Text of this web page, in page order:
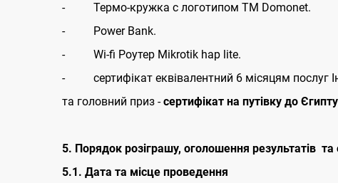
- Термо-кружка с логотипом ТМ Domonet.
- Power Bank.
- Wi-fi Роутер Mikrotik hap lite.
- сертифікат еквівалентний 6 місяцям послуг
та головний приз -сертифікат на путівку до Єгипту
5. Порядок розіграшу, оголошення результатів та
5.1. Дата та місце проведення